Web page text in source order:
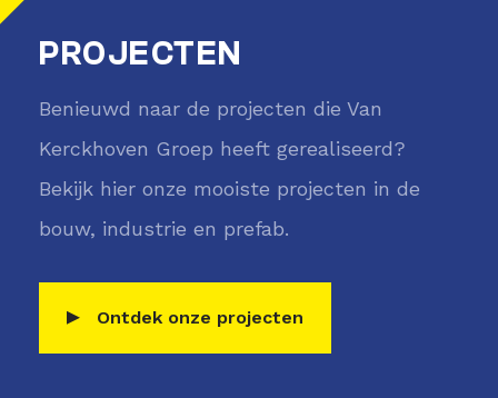
PROJECTEN
Benieuwd naar de projecten die Van
Kerckhoven Groep heeft gerealiseerd?
Bekijk hier onze mooiste projecten in de
bouw, industrie en prefab.
Ontdek onze projecten